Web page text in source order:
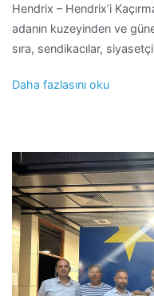
Hendrix – Hendrix’i
adanın kuzeyinden ve
sıra, sendikacılar,
Daha fazlasını oku